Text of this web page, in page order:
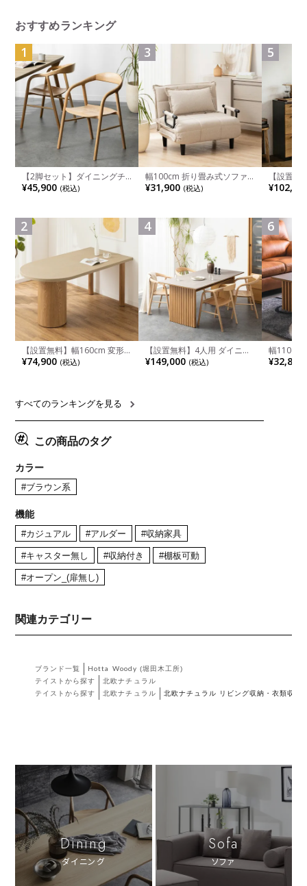
おすすめランキング
1
【2脚セット】ダイニングチ
ェア 木製 LUGA 肘付き チェ
ア 天然木 リビング椅子 板座
ュラル ブラウン 完成品
¥45,900 (税込)
2
【設置無料】幅160cm 変形
半円 ダイニングテーブル モ
ルタル風 LENAS コンクリー
リア風 グレージュ
¥74,900 (税込)
3
幅100cm 折り畳み式ソファ
ベッド コンパクト リクライ
ニング カウチスタイル 省ス
¥31,900 (税込)
4
【設置無料】4人用 ダイニン
グテーブルセット 5点 LUGA
セラミックテーブル おしゃれ
¥149,000 (税込)
5
【設置
チンカウ
板 引き出
れ ウッデ
ル グレー
6
幅110cm
木目調 リ
付き 長方
¥32,800
すべてのランキングを見る
この商品のタグ
カラー
#ブラウン系
機能
#カジュアル #アルダー #収納家具
#キャスター無し #収納付き #棚板可動
#オープン_(扉無し)
関連カテゴリー
ブランド一覧
Hotta Woody (堀田木工所)
テイストから探す
北欧ナチュラル
テイストから探す
北欧ナチュラル 北欧ナチュラル リビング収納・衣類収納
Dining
ダイニング
Sofa
ソファ